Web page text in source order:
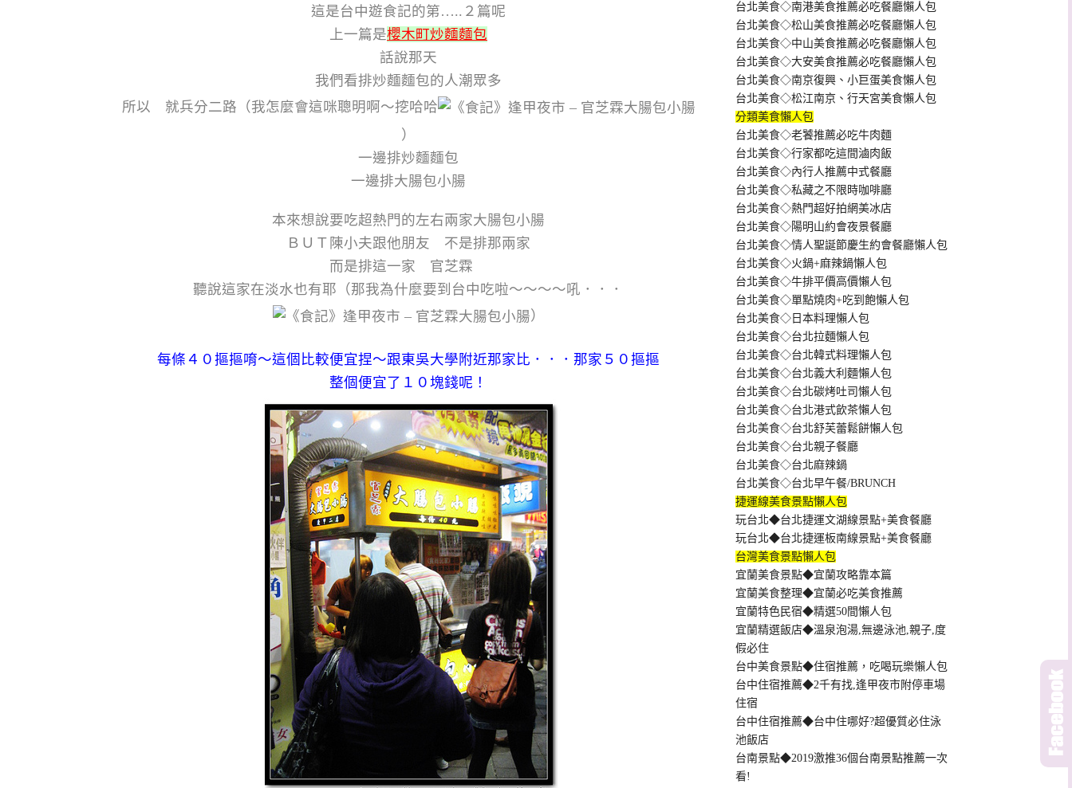
這是台中遊食記的第…..２篇呢
上一篇是櫻木町炒麵麵包
話說那天
我們看排炒麵麵包的人潮眾多
所以 就兵分二路（我怎麼會這咪聰明啊～挖哈哈
）
一邊排炒麵麵包
一邊排大腸包小腸
本來想說要吃超熱門的左右兩家大腸包小腸
ＢＵＴ陳小夫跟他朋友 不是排那兩家
而是排這一家 官芝霖
聽說這家在淡水也有耶（那我為什麼要到台中吃啦～～～～吼．．．
）
每條４０摳摳唷～這個比較便宜捏～跟東吳大學附近那家比．．．那家５０摳摳
整個便宜了１０塊錢呢！
台北美食◇南港美食推薦必吃餐廳懶人包
台北美食◇松山美食推薦必吃餐廳懶人包
台北美食◇中山美食推薦必吃餐廳懶人包
台北美食◇大安美食推薦必吃餐廳懶人包
台北美食◇南京復興、小巨蛋美食懶人包
台北美食◇松江南京、行天宮美食懶人包
分類美食懶人包
台北美食◇老饕推薦必吃牛肉麵
台北美食◇行家都吃這間滷肉飯
台北美食◇內行人推薦中式餐廳
台北美食◇私藏之不限時咖啡廳
台北美食◇熱門超好拍網美冰店
台北美食◇陽明山約會夜景餐廳
台北美食◇情人聖誕節慶生約會餐廳懶人包
台北美食◇火鍋+麻辣鍋懶人包
台北美食◇牛排平價高價懶人包
台北美食◇單點燒肉+吃到飽懶人包
台北美食◇日本料理懶人包
台北美食◇台北拉麵懶人包
台北美食◇台北韓式料理懶人包
台北美食◇台北義大利麵懶人包
台北美食◇台北碳烤吐司懶人包
台北美食◇台北港式飲茶懶人包
台北美食◇台北舒芙蕾鬆餅懶人包
台北美食◇台北親子餐廳
台北美食◇台北麻辣鍋
台北美食◇台北早午餐/BRUNCH
捷運線美食景點懶人包
玩台北◆台北捷運文湖線景點+美食餐廳
玩台北◆台北捷運板南線景點+美食餐廳
台灣美食景點懶人包
宜蘭美食景點◆宜蘭攻略靠本篇
宜蘭美食整理◆宜蘭必吃美食推薦
宜蘭特色民宿◆精選50間懶人包
宜蘭精選飯店◆溫泉泡湯,無邊泳池,親子,度
假必住
台中美食景點◆住宿推薦，吃喝玩樂懶人包
台中住宿推薦◆2千有找,逢甲夜市附停車場
住宿
台中住宿推薦◆台中住哪好?超優質必住泳
池飯店
台南景點◆2019激推36個台南景點推薦一次
看!